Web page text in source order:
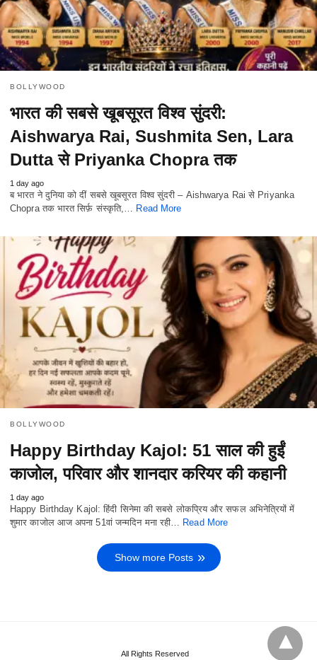
BOLLYWOOD
भारत की सबसे खूबसूरत विश्व सुंदरी:
Aishwarya Rai, Sushmita Sen, Lara
Dutta से Priyanka Chopra तक
1 day ago
ब भारत ने दुनिया को दीं सबसे खूबसूरत विश्व सुंदरी – Aishwarya Rai से Priyanka
Chopra तक भारत सिर्फ़ संस्कृति,… Read More
BOLLYWOOD
Happy Birthday Kajol: 51 साल की हुईं
काजोल, परिवार और शानदार करियर की कहानी
1 day ago
Happy Birthday Kajol: हिंदी सिनेमा की सबसे लोकप्रिय और सफल अभिनेत्रियों में
शुमार काजोल आज अपना 51वां जन्मदिन मना रही…
Read More
Show more Posts
All Rights Reserved